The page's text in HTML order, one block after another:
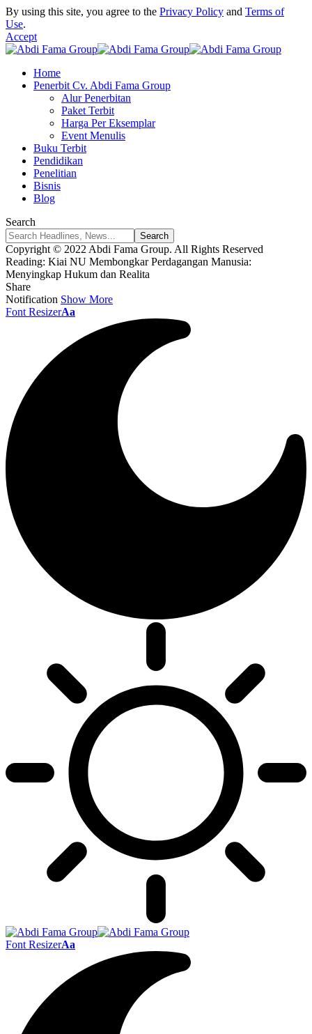
By using this site, you agree to the Privacy Policy and Terms of
Use.
Accept
Home
Penerbit Cv. Abdi Fama Group
Alur Penerbitan
Paket Terbit
Harga Per Eksemplar
Event Menulis
Buku Terbit
Pendidikan
Penelitian
Bisnis
Blog
Search
Copyright © 2022 Abdi Fama Group. All Rights Reserved
Reading: Kiai NU Membongkar Perdagangan Manusia:
Menyingkap Hukum dan Realita
Share
Notification Show More
Font ResizerAa
Font ResizerAa